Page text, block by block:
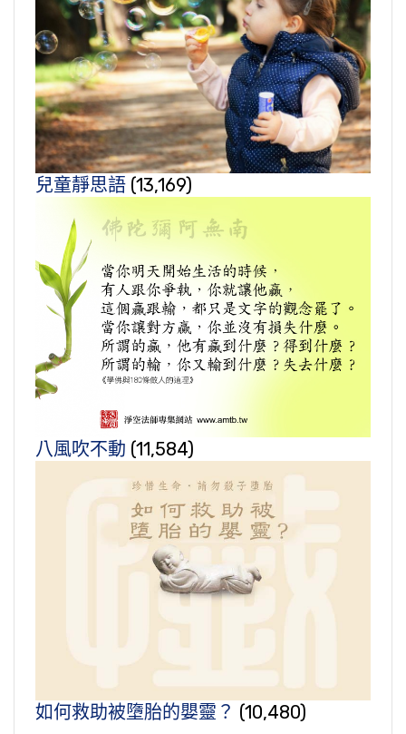
兒童靜思語 (13,169)
八風吹不動 (11,584)
如何救助被墮胎的嬰靈？ (10,480)